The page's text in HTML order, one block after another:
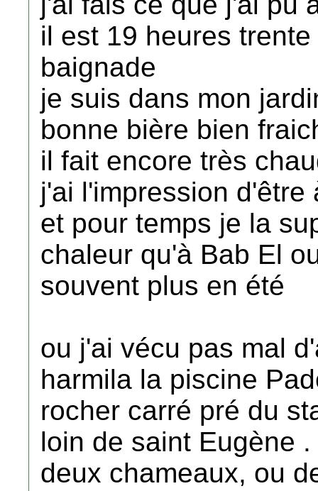
il est 19 heures
baignade
je suis dans mon
bonne bière bien
il fait encore très
j'ai l'impression d'être
et pour temps je la
chaleur qu'à Bab El
souvent plus en été
ou j'ai vécu pas mal
harmila la piscine
rocher carré pré du
loin de saint Eugène
deux chameaux, ou